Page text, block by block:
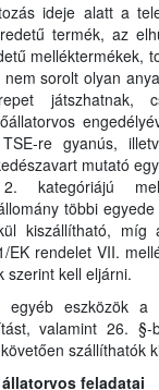
ideje alatt a
termék, az
melléktermékek,
sorolt olyan
játszhatnak,
re gyanús,
mutató
kategóriájú
többi
kiszállítható,
EK rendelet VII.
szerint kell eljárni.
eszközök a
valamint 26. §-
szállíthatók
feladatai